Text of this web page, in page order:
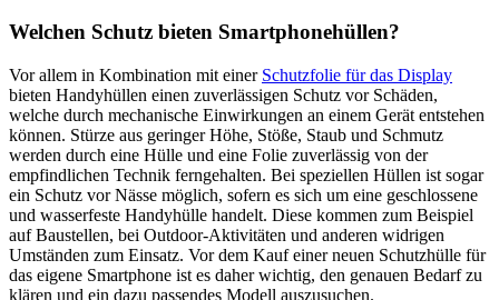
Welchen Schutz bieten Smartphonehüllen?
Vor allem in Kombination mit einer Schutzfolie für das Display
bieten Handyhüllen einen zuverlässigen Schutz vor Schäden,
welche durch mechanische Einwirkungen an einem Gerät entstehen
können. Stürze aus geringer Höhe, Stöße, Staub und Schmutz
werden durch eine Hülle und eine Folie zuverlässig von der
empfindlichen Technik ferngehalten. Bei speziellen Hüllen ist sogar
ein Schutz vor Nässe möglich, sofern es sich um eine geschlossene
und wasserfeste Handyhülle handelt. Diese kommen zum Beispiel
auf Baustellen, bei Outdoor-Aktivitäten und anderen widrigen
Umständen zum Einsatz. Vor dem Kauf einer neuen Schutzhülle für
das eigene Smartphone ist es daher wichtig, den genauen Bedarf zu
klären und ein dazu passendes Modell auszusuchen.